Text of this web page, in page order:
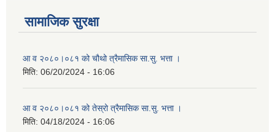
सामाजिक सुरक्षा
आ व २०८०।०८१ को चौथो त्रैमासिक सा.सु. भत्ता ।
मिति: 06/20/2024 - 16:06
आ व २०८०।०८१ को तेस्रो त्रैमासिक सा.सु. भत्ता ।
मिति: 04/18/2024 - 16:06